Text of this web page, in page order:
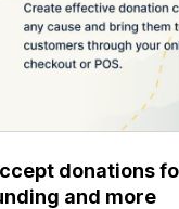
donations
and more